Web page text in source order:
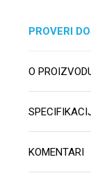
PROVERI
O
KOMENTARI